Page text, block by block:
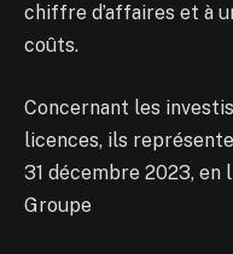
chiffre d’affaires et à
coûts.
Concernant les
licences, ils
31 décembre 2023,
Groupe